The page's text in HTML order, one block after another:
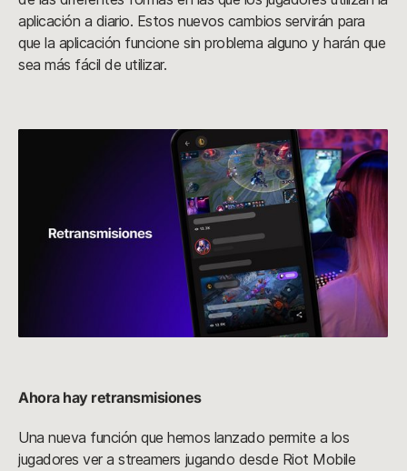
aplicación a diario. Estos nuevos cambios servirán para
que la aplicación funcione sin problema alguno y harán que
sea más fácil de utilizar.
Ahora hay retransmisiones
Una nueva función que hemos lanzado permite a los
jugadores ver a streamers jugando desde Riot Mobile